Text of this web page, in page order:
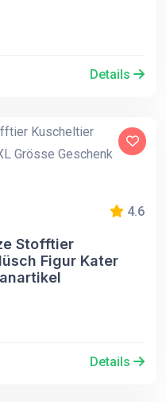
Details
4.6
Stofftier
Figur Kater
Details